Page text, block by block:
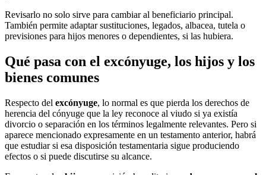
Revisarlo no solo sirve para cambiar al beneficiario principal.
También permite adaptar sustituciones, legados, albacea, tutela o
previsiones para hijos menores o dependientes, si las hubiera.
Qué pasa con el excónyuge, los hijos y los
bienes comunes
Respecto del excónyuge, lo normal es que pierda los derechos de
herencia del cónyuge que la ley reconoce al viudo si ya existía
divorcio o separación en los términos legalmente relevantes. Pero si
aparece mencionado expresamente en un testamento anterior, habrá
que estudiar si esa disposición testamentaria sigue produciendo
efectos o si puede discutirse su alcance.